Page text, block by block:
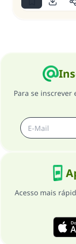
Para se inscrever
Acesso mais